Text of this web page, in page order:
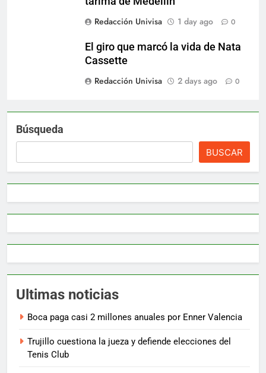
Redacción Univisa
1 day ago 0
El giro que marcó la vida de Nata
Cassette
Redacción Univisa
2 days ago 0
Búsqueda
BUSCAR
Ultimas noticias
Boca paga casi 2 millones anuales por Enner Valencia
Trujillo cuestiona la jueza y defiende elecciones del
Tenis Club